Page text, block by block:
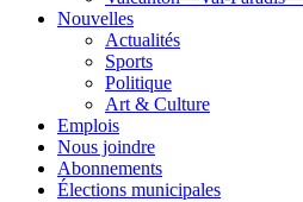
Nouvelles
Actualités
Sports
Politique
Art & Culture
Emplois
Nous joindre
Abonnements
Élections municipales